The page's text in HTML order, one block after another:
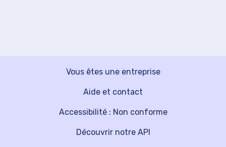
Vous êtes une entreprise
Découvrir notre API
Aide et contact
Accessibilité : Non conforme